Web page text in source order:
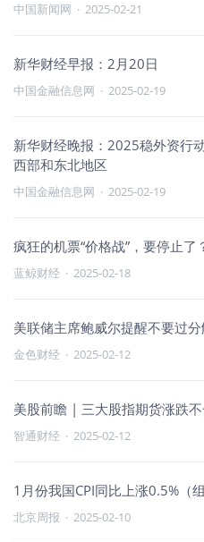
中国新闻网 · 2025-02-21
新华财经早报：2月20日
中国金融信息网 · 2025-02-19
新华财经晚报：2025稳外资行
西部和东北地区
中国金融信息网 · 2025-02-19
疯狂的机票“价格战”，要停止了
蓝鲸财经 · 2025-02-18
美联储主席鲍威尔提醒不要过
金色财经 · 2025-02-12
美股前瞻 | 三大股指期货涨跌
智通财经 · 2025-02-12
1月份我国CPI同比上涨0.5%（组
北京周报 · 2025-02-10